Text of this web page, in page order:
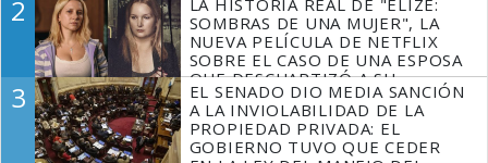
2
LA HISTORIA REAL DE "ELIZE:
SOMBRAS DE UNA MUJER", LA
NUEVA PELÍCULA DE NETFLIX
SOBRE EL CASO DE UNA ESPOSA
QUE DESCUARTIZÓ A SU
MARIDO
3
EL SENADO DIO MEDIA SANCIÓN
A LA INVIOLABILIDAD DE LA
PROPIEDAD PRIVADA: EL
GOBIERNO TUVO QUE CEDER